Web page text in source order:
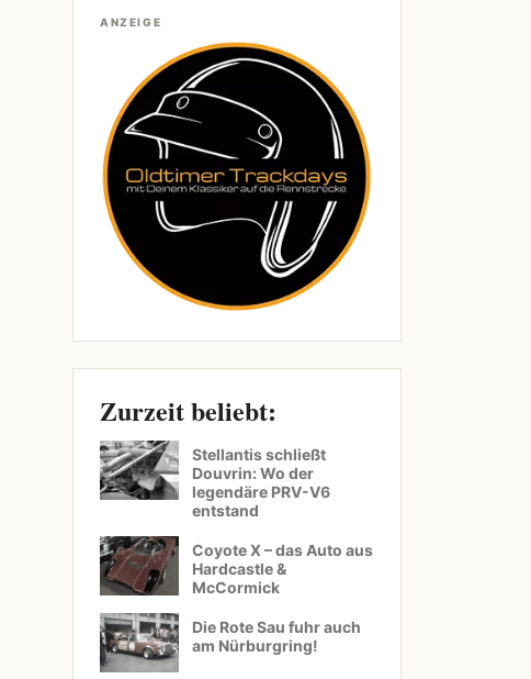
ANZEIGE
Zurzeit beliebt:
Stellantis schließt
Douvrin: Wo der
legendäre PRV-V6
entstand
Coyote X – das Auto aus
Hardcastle &
McCormick
Die Rote Sau fuhr auch
am Nürburgring!